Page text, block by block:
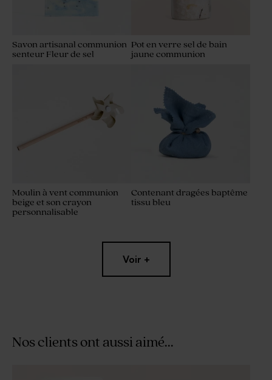
Savon artisanal communion
senteur Fleur de sel
Pot en verre sel de bain
jaune communion
Moulin à vent communion
beige et son crayon
personnalisable
Contenant dragées baptême
tissu bleu
Nouveautés
Voir +
Nos clients ont aussi aimé...